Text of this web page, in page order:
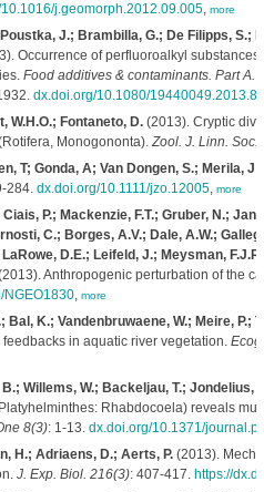
j.geomorph.2012.09.005, more
J.; Brambilla, G.; De Filipps, S.;
Occurrence of perfluoroalkyl
Food additives & contaminants. Part A.
dx.doi.org/10.1080/
W.H.O.; Fontaneto, D.(2013). Cryptic
Monogononta).Zool. J. Linn. Soc.
T; Gonda, A; Van Dongen, S.; Merila, J
284. dx.doi.org/10.1111/jzo.12005, more
Ciais, P.; Mackenzie, F.T.; Gruber, N.;
C.; Borges, A.V.; Dale, A.W.;
D.E.; Leifeld, J.; Meysman,
Anthropogenic perturbation of the
NGEO1830, more
K.; Vandenbruwaene, W.; Meire, P.;
in aquatic river vegetation.
Willems, W.; Backeljau, T.; Jondelius,
Rhabdocoela) reveals
8(3): 1-13. dx.doi.org/10.1371/
H.; Adriaens, D.; Aerts, P.(2013).
J. Exp. Biol. 216(3): 407-417. https://